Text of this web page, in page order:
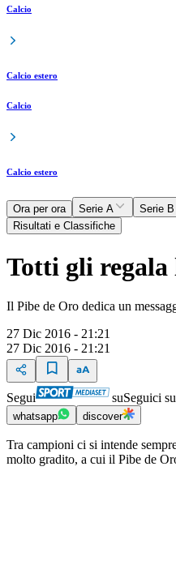
Calcio
Calcio estero
Calcio
Calcio estero
Ora per ora Serie A Serie B
Risultati e Classifiche
Totti gli regala
Il Pibe de Oro dedica un
27 Dic 2016 - 21:21
27 Dic 2016 - 21:21
Segui suSeguici su
whatsapp discover
Tra campioni ci si intende
molto gradito, a cui il Pibe de